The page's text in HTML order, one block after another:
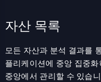
자산 목록
모든 자산과 분석 결과를
플리케이션에 중앙 집중
중앙에서 관리할 수 있습